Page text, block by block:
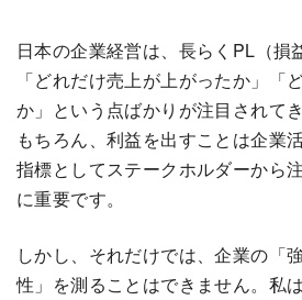
日本の企業経営は、長らくPL（損
「どれだけ売上が上がったか」「
か」という点ばかりが注目されて
もちろん、利益を出すことは企業
指標としてステークホルダーから
に重要です。
しかし、それだけでは、企業の「
性」を測ることはできません。私